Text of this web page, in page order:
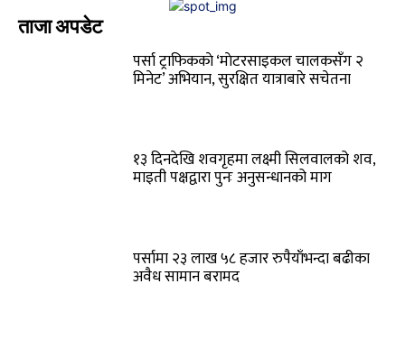
ताजा अपडेट
पर्सा ट्राफिककाे ‘माेटरसाइकल चालकसँग २
मिनेट’ अभियान, सुरक्षित यात्राबारे सचेतना
१३ दिनदेखि शवगृहमा लक्ष्मी सिलवालको शव,
माइती पक्षद्वारा पुनः अनुसन्धानको माग
पर्सामा २३ लाख ५८ हजार रुपैयाँभन्दा बढीका
अवैध सामान बरामद